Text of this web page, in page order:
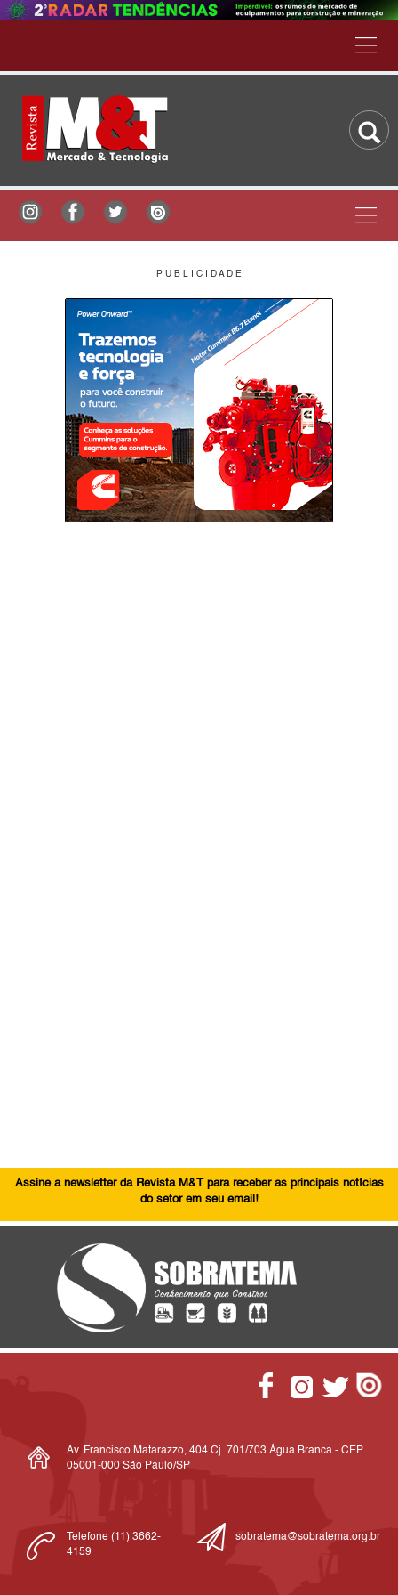
P U B L I C I D A D E
Assine a newsletter da Revista M&T para receber as principais notícias
do setor em seu email!
Av. Francisco Matarazzo, 404 Cj. 701/703 Água Branca - CEP
05001-000 São Paulo/SP
Telefone (11) 3662-
4159
sobratema@sobratema.org.br